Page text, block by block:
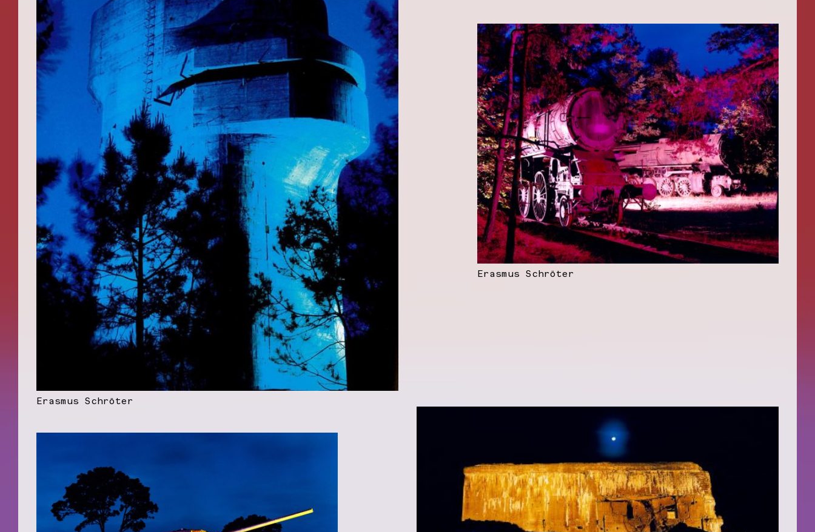
Erasmus Schröter
Erasmus Schröter